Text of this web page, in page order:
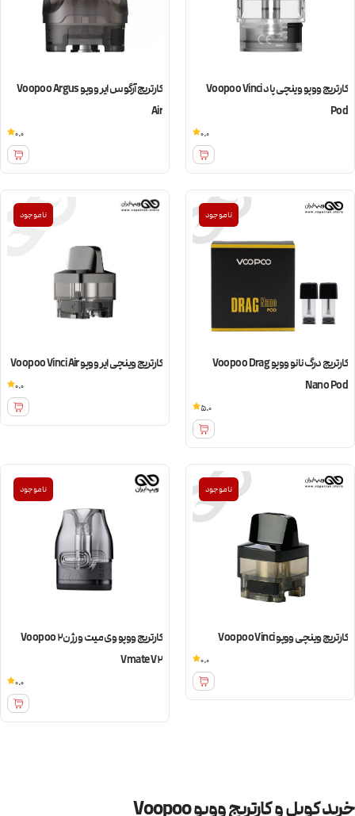
کارتریج ووپو وینچی پاد Voopoo Vinci
Pod
0.0
کارتریج آرگوس ایر ووپو Voopoo Argus
Air
0.0
ناموجود
کارتریج درگ نانو ووپو Voopoo Drag
Nano Pod
5.0
ناموجود
کارتریج وینچی ایر ووپو Voopoo Vinci Air
0.0
ناموجود
کارتریج وینچی ووپو Voopoo Vinci
0.0
ناموجود
کارتریج ووپو وی میت ورژن2 Voopoo
Vmate V2
0.0
خرید کویل و کارتریج ووپو Voopoo